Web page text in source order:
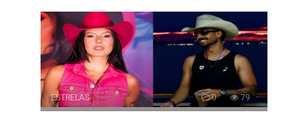
ESTRELAS 0 79